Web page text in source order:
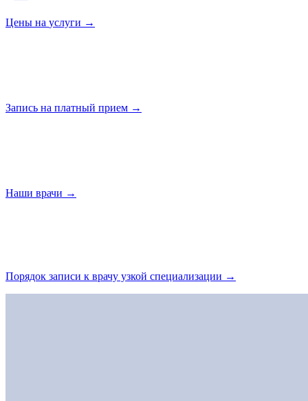
Цены на услуги →
Запись на платный прием →
Наши врачи →
Порядок записи к врачу узкой специализации →